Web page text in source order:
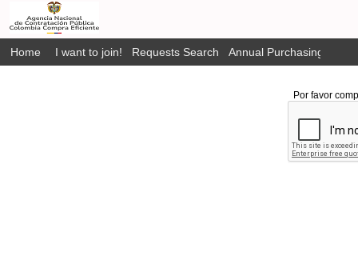
Home I want to join! Requests Search Annual Purchasing Plan
Por favor